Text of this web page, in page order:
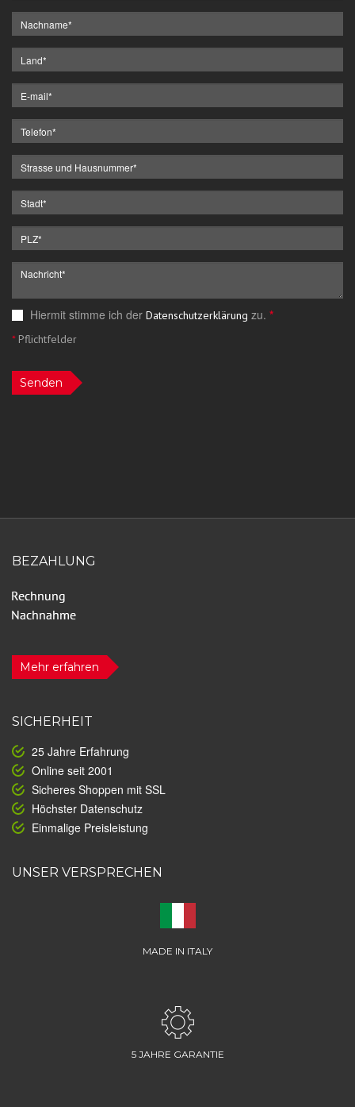
Hiermit stimme ich der Datenschutzerklärung zu. *
*Pflichtfelder
Senden
BEZAHLUNG
Mehr erfahren
SICHERHEIT
25 Jahre Erfahrung
Online seit 2001
Sicheres Shoppen mit SSL
Höchster Datenschutz
Einmalige Preisleistung
UNSER VERSPRECHEN
MADE IN ITALY
5 JAHRE GARANTIE